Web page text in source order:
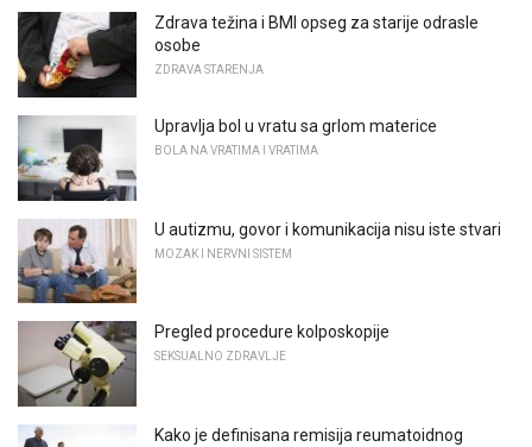
Zdrava težina i BMI opseg za starije odrasle
osobe
ZDRAVA STARENJA
Upravlja bol u vratu sa grlom materice
BOLA NA VRATIMA I VRATIMA
U autizmu, govor i komunikacija nisu iste stvari
MOZAK I NERVNI SISTEM
Pregled procedure kolposkopije
SEKSUALNO ZDRAVLJE
Kako je definisana remisija reumatoidnog